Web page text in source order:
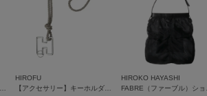
HIROFU
HIROKO HAYASHI